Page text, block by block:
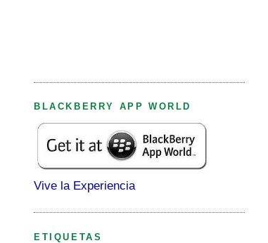
BLACKBERRY APP WORLD
Vive la Experiencia
ETIQUETAS